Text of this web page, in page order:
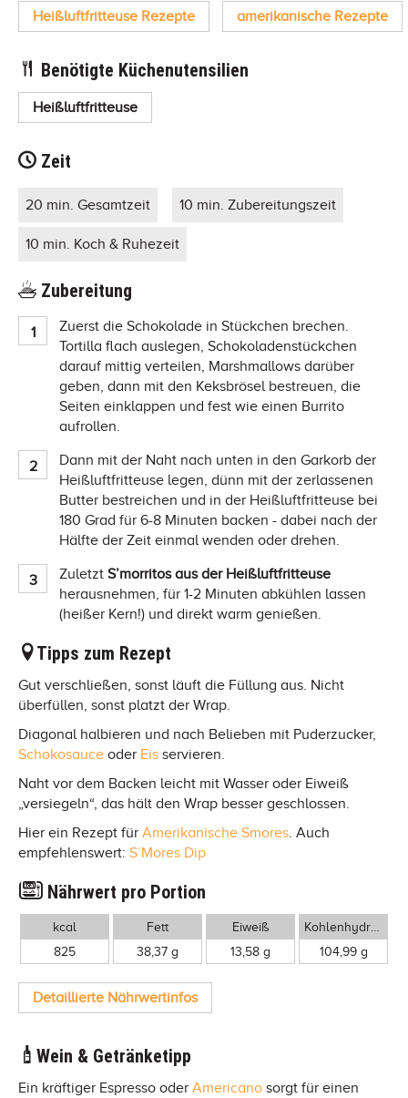
Heißluftfritteuse Rezepte amerikanische Rezepte
Benötigte Küchenutensilien
Heißluftfritteuse
Zeit
20 min. Gesamtzeit 10 min. Zubereitungszeit
10 min. Koch & Ruhezeit
Zubereitung
Zuerst die Schokolade in Stückchen brechen.
Tortilla flach auslegen, Schokoladenstückchen
darauf mittig verteilen, Marshmallows darüber
geben, dann mit den Keksbrösel bestreuen, die
Seiten einklappen und fest wie einen Burrito
aufrollen.
Dann mit der Naht nach unten in den Garkorb der
Heißluftfritteuse legen, dünn mit der zerlassenen
Butter bestreichen und in der Heißluftfritteuse bei
180 Grad für 6-8 Minuten backen - dabei nach der
Hälfte der Zeit einmal wenden oder drehen.
Zuletzt S’morritos aus der Heißluftfritteuse
herausnehmen, für 1-2 Minuten abkühlen lassen
(heißer Kern!) und direkt warm genießen.
Tipps zum Rezept
Gut verschließen, sonst läuft die Füllung aus. Nicht
überfüllen, sonst platzt der Wrap.
Diagonal halbieren und nach Belieben mit Puderzucker,
Schokosauce oder Eis servieren.
Naht vor dem Backen leicht mit Wasser oder Eiweiß
„versiegeln“, das hält den Wrap besser geschlossen.
Hier ein Rezept für Amerikanische Smores. Auch
empfehlenswert: S´Mores Dip
Nährwert pro Portion
kcal
825
Fett
38,37 g
Eiweiß
13,58 g
Kohlenhydrate
104,99 g
Detaillierte Nährwertinfos
Wein & Getränketipp
Ein kräftiger Espresso oder Americano sorgt für einen